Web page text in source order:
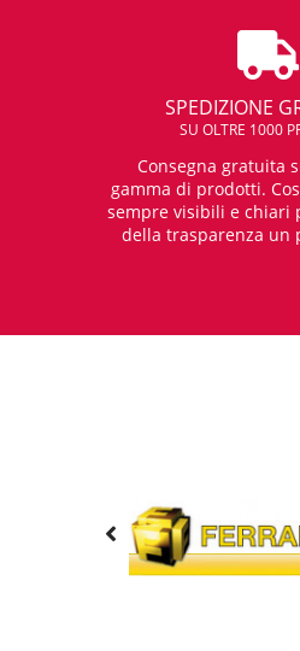
SPEDIZIONE
SU OLTRE 1000
Consegna gratuita
gamma di prodotti.
sempre visibili e chiari
della trasparenza un